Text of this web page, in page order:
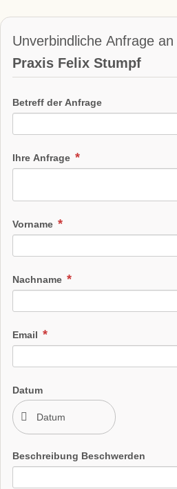
Unverbindliche Anfrage an
Praxis Felix Stumpf
Betreff der Anfrage
Ihre Anfrage
Vorname
Nachname
Email
Datum
Beschreibung Beschwerden